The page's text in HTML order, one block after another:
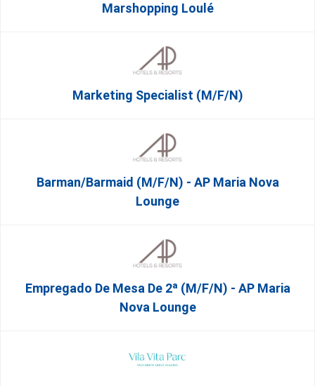
Marshopping Loulé
Marketing Specialist (m/f/n)
Barman/Barmaid (M/F/N) - AP Maria Nova
Lounge
Empregado De Mesa De 2ª (M/F/N) - AP Maria
Nova Lounge